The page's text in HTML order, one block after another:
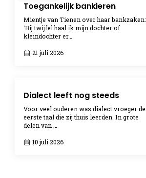
Toegankelijk bankieren
Mientje van Tienen over haar bankzaken:
‘Bij twijfel haal ik mijn dochter of
kleindochter er…
21 juli 2026
Dialect leeft nog steeds
Voor veel ouderen was dialect vroeger de
eerste taal die zij thuis leerden. In grote
delen van …
10 juli 2026